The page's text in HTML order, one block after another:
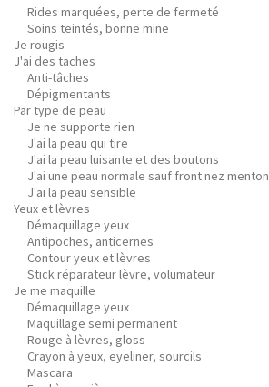
Rides marquées, perte de fermeté
Soins teintés, bonne mine
Je rougis
J'ai des taches
Anti-tâches
Dépigmentants
Par type de peau
Je ne supporte rien
J'ai la peau qui tire
J'ai la peau luisante et des boutons
J'ai une peau normale sauf front nez menton
J'ai la peau sensible
Yeux et lèvres
Démaquillage yeux
Antipoches, anticernes
Contour yeux et lèvres
Stick réparateur lèvre, volumateur
Je me maquille
Démaquillage yeux
Maquillage semi permanent
Rouge à lèvres, gloss
Crayon à yeux, eyeliner, sourcils
Mascara